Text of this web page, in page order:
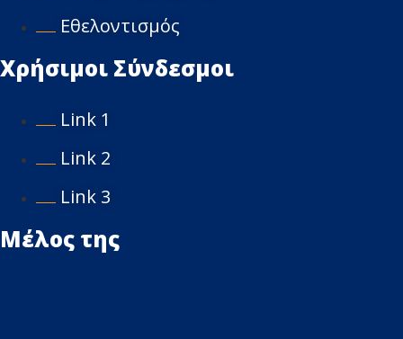
Εθελοντισμός
Χρήσιμοι Σύνδεσμοι
Link 1
Link 2
Link 3
Μέλος της